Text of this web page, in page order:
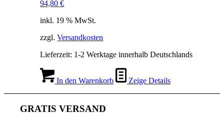
94,80€
inkl. 19 % MwSt.
zzgl.Versandkosten
Lieferzeit: 1-2 Werktage innerhalb Deutschlands
In den Warenkorb Zeige Details
GRATIS VERSAND